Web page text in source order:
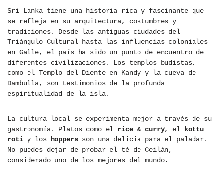
Sri Lanka tiene una historia rica y fascinante que
se refleja en su arquitectura, costumbres y
tradiciones. Desde las antiguas ciudades del
Triángulo Cultural hasta las influencias coloniales
en Galle, el país ha sido un punto de encuentro de
diferentes civilizaciones. Los templos budistas,
como el Templo del Diente en Kandy y la cueva de
Dambulla, son testimonios de la profunda
espiritualidad de la isla.
La cultura local se experimenta mejor a través de su
gastronomía. Platos como el rice & curry, el kottu
roti y los hoppers son una delicia para el paladar.
No puedes dejar de probar el té de Ceilán,
considerado uno de los mejores del mundo.